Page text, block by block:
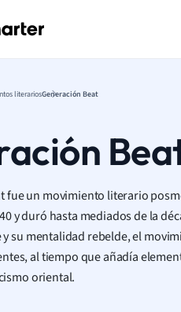
literariosGeneración Beat
fue un movimiento literario
y duró hasta mediados de la
su mentalidad rebelde, el
al tiempo que añadía
oriental.